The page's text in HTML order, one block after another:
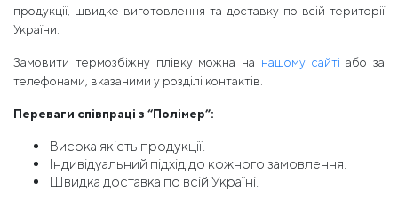
продукції, швидке виготовлення та доставку по всій території
України.
Замовити термозбіжну плівку можна на нашому сайті або за
телефонами, вказаними у розділі контактів.
Переваги співпраці з “Полімер”:
Висока якість продукції.
Індивідуальний підхід до кожного замовлення.
Швидка доставка по всій Україні.